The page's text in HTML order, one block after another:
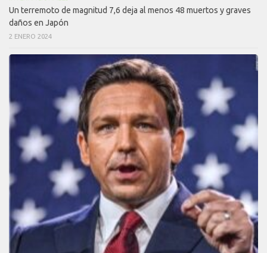
Un terremoto de magnitud 7,6 deja al menos 48 muertos y graves
daños en Japón
2 ENERO 2024